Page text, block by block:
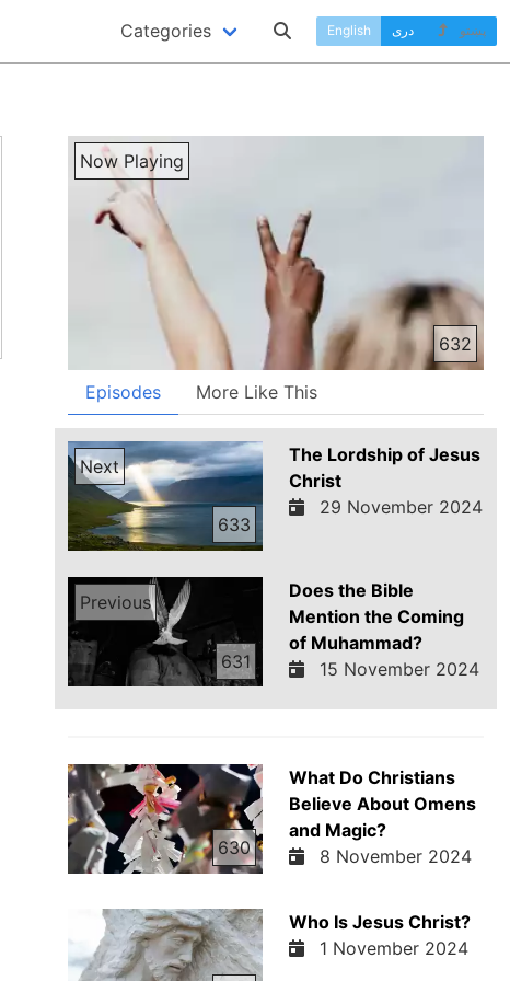
Categories English دری پښتو
Now Playing
632
Episodes More Like This
Next
633
The Lordship of Jesus
Christ
29 November 2024
Previous
631
Does the Bible
Mention the Coming
of Muhammad?
15 November 2024
630
What Do Christians
Believe About Omens
and Magic?
8 November 2024
Who Is Jesus Christ?
1 November 2024